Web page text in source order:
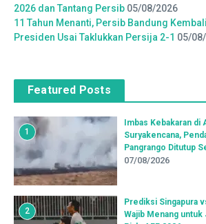
2026 dan Tantang Persib 05/08/2026
11 Tahun Menanti, Persib Bandung
Presiden Usai Taklukkan Persija 2-1 05/
Featured Posts
1
Imbas Kebakaran di
Suryakencana,
Pangrango Ditutup
07/08/2026
2
Prediksi Singapura
Wajib Menang untuk